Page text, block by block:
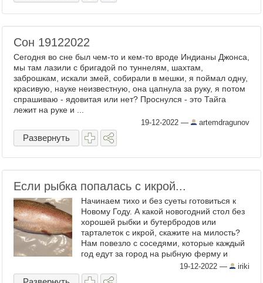
Сон 19122022
Сегодня во сне был чем-то и кем-то вроде Индианы Джонса,
мы там лазили с бригадой по туннелям, шахтам,
заброшкам, искали змей, собирали в мешки, я поймал одну,
красивую, науке неизвестную, она цапнула за руку, я потом
спрашиваю - ядовитая или нет? Проснулся - это Тайга
лежит на руке и ...
19-12-2022 — artemdragunov
Развернуть
Если рыбка попалась с икрой...
Начинаем тихо и без суеты готовиться к
Новому Году. А какой новогодний стол без
хорошей рыбки и бутербродов или
тарталеток с икрой, скажите на милость?
Нам повезло с соседями, которые каждый
год едут за город на рыбную ферму и
покупают форель, которую при них же и
вылавливают. От такого ...
19-12-2022 — iriki